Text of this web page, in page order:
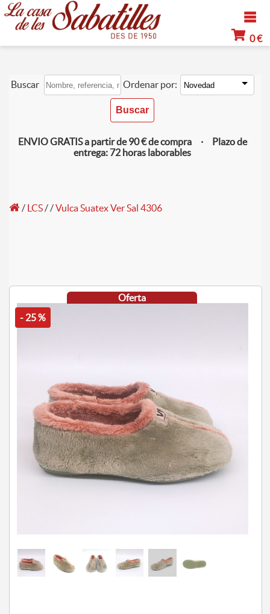
0 €
Buscar Ordenar por:
ENVIO GRATIS a partir de 90 € de compra · Plazo de
entrega: 72 horas laborables
/ LCS/ /Vulca Suatex Ver Sal 4306
Oferta
- 25 %